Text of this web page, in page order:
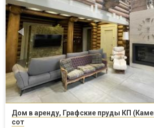
Дом в аренду, Графские пруды КП
сот